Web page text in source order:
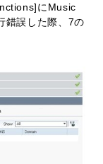
にMusic
錯誤した際、7の